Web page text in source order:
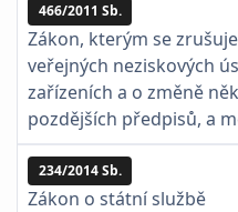
466/2011 Sb.
Zákon, kterým se
veřejných neziskových
zařízeních a o změně
pozdějších předpisů, a
234/2014 Sb.
Zákon o státní službě